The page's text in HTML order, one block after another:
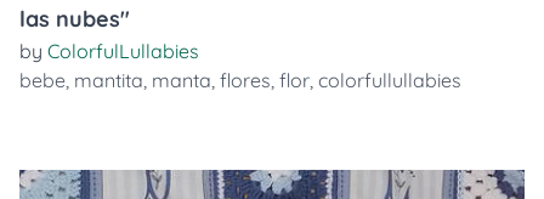
las nubes"
by ColorfulLullabies
bebe, mantita, manta, flores, flor, colorfullullabies